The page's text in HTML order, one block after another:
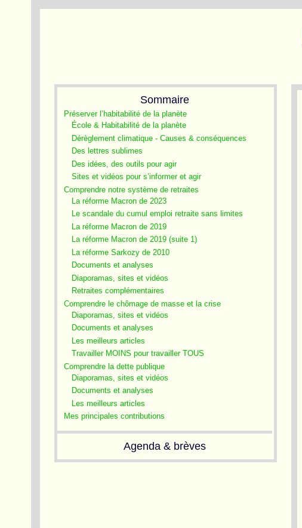
Sommaire
Préserver l’habitabilité de la planète
École & Habitabilité de la planète
Dérèglement climatique - Causes & conséquences
Des lettres sublimes
Des idées, des outils pour agir
Sites et vidéos pour s’informer et agir
Comprendre notre système de retraites
La réforme Macron de 2023
Le scandale du cumul emploi retraite sans limites
La réforme Macron de 2019
La réforme Macron de 2019 (suite 1)
La réforme Sarkozy de 2010
Documents et analyses
Diaporamas, sites et vidéos
Retraites complémentaires
Comprendre le chômage de masse et la crise
Diaporamas, sites et vidéos
Documents et analyses
Les meilleurs articles
Travailler MOINS pour travailler TOUS
Comprendre la dette publique
Diaporamas, sites et vidéos
Documents et analyses
Les meilleurs articles
Mes principales contributions
Agenda & brèves